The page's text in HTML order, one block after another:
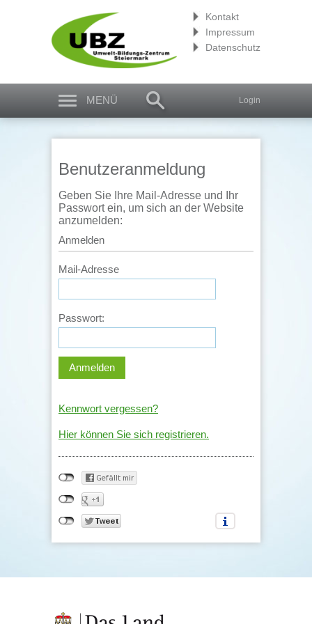
Kontakt
Impressum
Datenschutz
Login
MENÜ
Benutzeranmeldung
Geben Sie Ihre Mail-Adresse und Ihr
Passwort ein, um sich an der Website
anzumelden:
Anmelden
Mail-Adresse
Passwort:
Kennwort vergessen?
Hier können Sie sich registrieren.